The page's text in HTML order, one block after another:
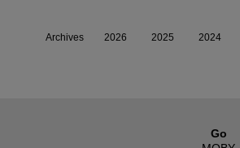
Go
Archives 2026 2025 2024